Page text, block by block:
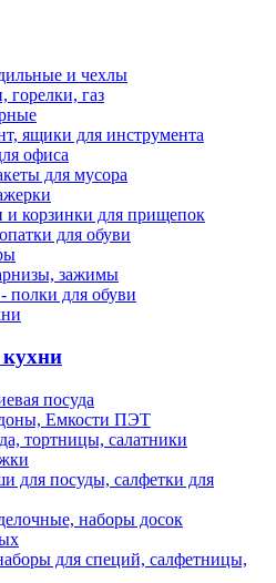
и чехлы
горелки, газ
ящики для инструмента
офиса
для мусора
корзинки для прищепок
для обуви
зажимы
полки для обуви
посуда
Емкости ПЭТ
тортницы, салатники
для посуды, салфетки для
наборы досок
для специй, салфетницы,